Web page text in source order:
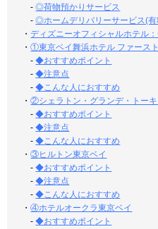
-◎荷物預かりサービス
-◎ホームデリバリーサービス(有
・ディズニーオフィシャルホテル
・①東京ベイ舞浜ホテル ファース
-◆おすすめポイント
-◆注意点
-◆こんな人におすすめ
・②シェラトン・グランデ・トー
-◆おすすめポイント
-◆注意点
-◆こんな人におすすめ
・③ヒルトン東京ベイ
-◆おすすめポイント
-◆注意点
-◆こんな人におすすめ
・④ホテルオークラ東京ベイ
-◆おすすめポイント